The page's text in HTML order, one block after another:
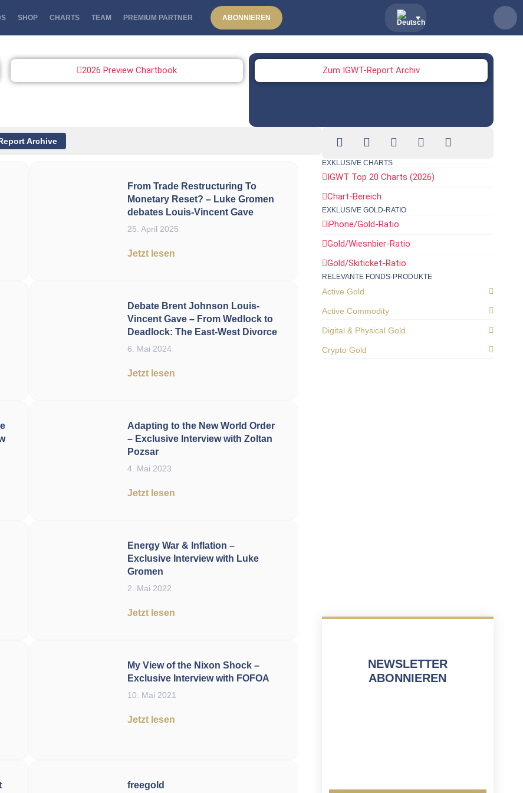
SHOP CHARTS TEAM PREMIUM PARTNER ABONNIEREN
2026 Preview Chartbook Zum IGWT-Report Archiv
Archive
From Trade Restructuring To
Monetary Reset? – Luke Gromen
debates Louis-Vincent Gave
25. April 2025
Jetzt lesen
Debate Brent Johnson Louis-
Vincent Gave – From Wedlock to
Deadlock: The East-West Divorce
6. Mai 2024
Jetzt lesen
Adapting to the New World Order
– Exclusive Interview with Zoltan
Pozsar
4. Mai 2023
Jetzt lesen
Energy War & Inflation –
Exclusive Interview with Luke
Gromen
2. Mai 2022
Jetzt lesen
My View of the Nixon Shock –
Exclusive Interview with FOFOA
10. Mai 2021
Jetzt lesen
freegold
EXKLUSIVE CHARTS
IGWT Top 20 Charts (2026)
Chart-Bereich
EXKLUSIVE GOLD-RATIO
iPhone/Gold-Ratio
Gold/Wiesnbier-Ratio
Gold/Skiticket-Ratio
RELEVANTE FONDS-PRODUKTE
Active Gold
Active Commodity
Digital & Physical Gold
Crypto Gold
NEWSLETTER
ABONNIEREN